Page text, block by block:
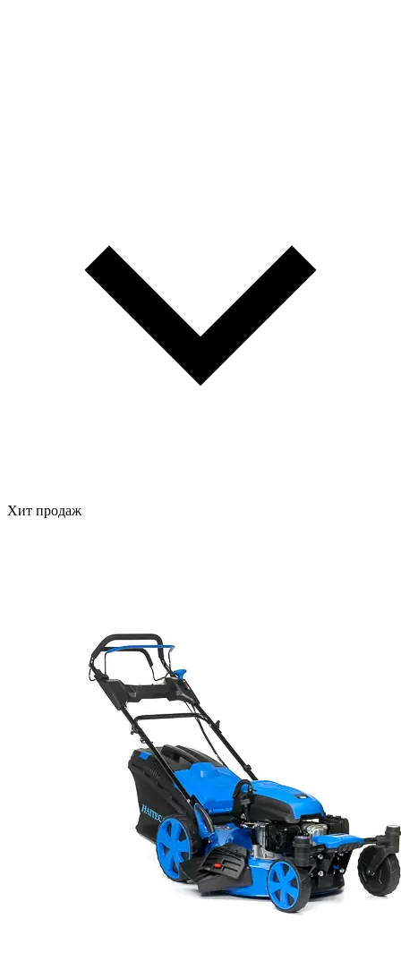
Хит продаж